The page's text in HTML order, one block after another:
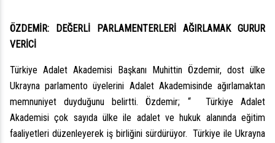
ÖZDEMİR: DEĞERLİ PARLAMENTERLERİ AĞIRLAMAK GURUR
VERİCİ
Türkiye Adalet Akademisi Başkanı Muhittin Özdemir, dost ülke
Ukrayna parlamento üyelerini Adalet Akademisinde ağırlamaktan
memnuniyet duyduğunu belirtti. Özdemir; “ Türkiye Adalet
Akademisi çok sayıda ülke ile adalet ve hukuk alanında eğitim
faaliyetleri düzenleyerek iş birliğini sürdürüyor. Türkiye ile Ukrayna